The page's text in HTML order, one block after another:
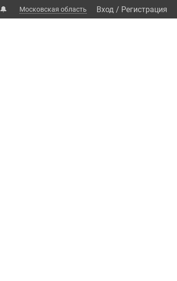
🔔 Московская область Вход / Регистрация